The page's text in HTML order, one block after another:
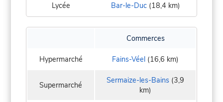
Lycée Bar-le-Duc(18,4 km)
Commerces
Hypermarché Fains-Véel (16,6 km)
Supermarché Sermaize-les-Bains (3,9
km)